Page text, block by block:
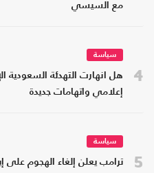
مع السيسي
4
سياسة
هل انهارت التهدئة السعودية
إعلامي واتهامات جديدة
5
سياسة
ترامب يعلن إلغاء الهجوم على